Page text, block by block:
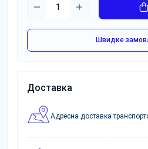
Швидке
Доставка
Адресна доставка